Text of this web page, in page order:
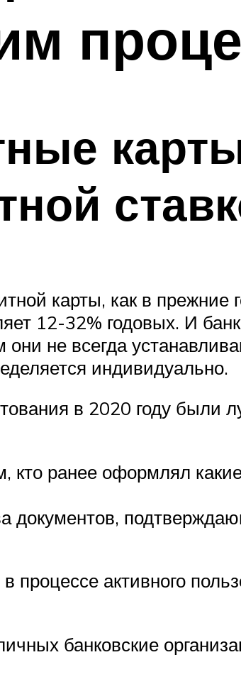
карты, как в прежние
12-32% годовых. И
не всегда
индивидуально.
в 2020 году были
кто ранее оформлял
документов,
активного
банковские